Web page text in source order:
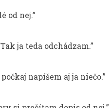
od nej.”
ja teda odchádzam.”
počkaj napíšem aj ja niečo.”